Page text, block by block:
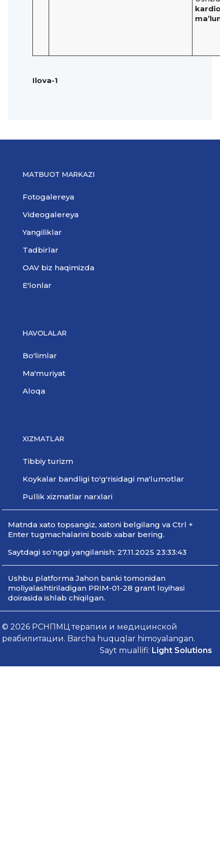
Ilova-1
MATBUOT MARKAZI
Fotogalereya
Videogalereya
Yangiliklar
Tadbirlar
OAV biz haqimizda
E'lonlar
HAVOLALAR
Bo'limlar
Ma'muriyat
Aloqa
XIZMATLAR
Tibbiy turizm
Koykalar bandligi to'g'risidagi ma'lumotlar
Pullik xizmatlar narxlari
Мatnda xato topsangiz, xatoni belgilang va Ctrl +
Enter tugmachalarini bosib xabar bering.
Saytdagi so‘nggi yangilanish: 27.11.2025 23:33:43
Ushbu platforma Jahon banki tomonidan
moliyalashtiriladigan PRIM-01-28 grant loyihasi
doirasida ishlab chiqilgan.
© 2026 РСНПМЦ терапии и медицинской
реабилитации. Barcha huquqlar himoyalangan.
Sayt muallifi: Light Solutions